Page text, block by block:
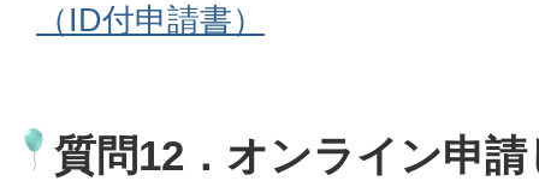
（ID付申請書）
質問12．オンライン申